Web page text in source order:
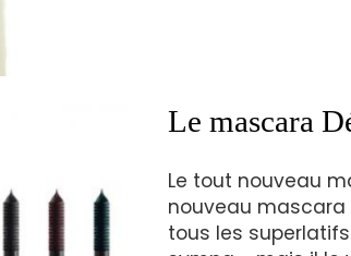
Le mascara
Le tout nouveau
nouveau mascara
tous les